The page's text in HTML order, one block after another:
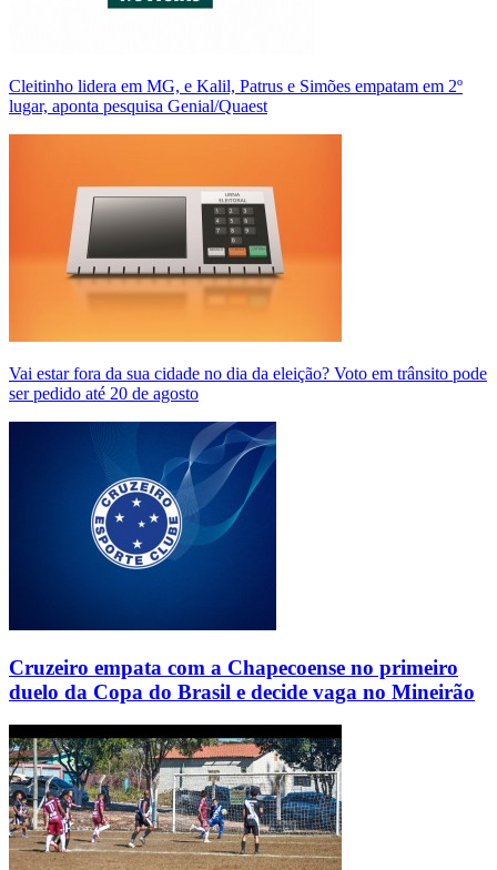
Cleitinho lidera em MG, e Kalil, Patrus e Simões empatam em 2º
lugar, aponta pesquisa Genial/Quaest
Vai estar fora da sua cidade no dia da eleição? Voto em trânsito pode
ser pedido até 20 de agosto
Cruzeiro empata com a Chapecoense no primeiro
duelo da Copa do Brasil e decide vaga no Mineirão